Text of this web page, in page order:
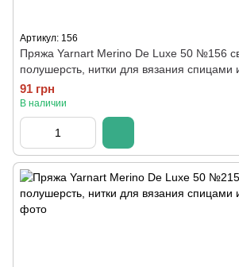
Артикул: 156
Пряжа Yarnart Merino De Luxe 50 №156
полушерсть, нитки для вязания спицами
91 грн
В наличии